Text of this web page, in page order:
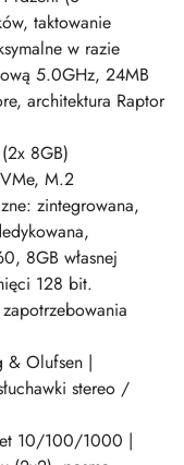
taktowanie
w razie
5.0GHz, 24MB
architektura Raptor
8GB)
M.2
zintegrowana,
8GB własnej
128 bit.
& Olufsen |
stereo /
10/100/1000 |